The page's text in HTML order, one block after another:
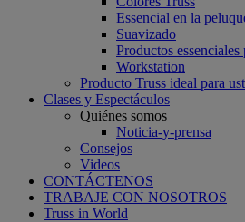
Essencial en la
Suavizado
Productos
Workstation
Producto Truss ideal para
Clases y Espectáculos
Quiénes somos
Noticia-y-prensa
Consejos
Videos
CONTÁCTENOS
TRABAJE CON NOSOTROS
Truss in World